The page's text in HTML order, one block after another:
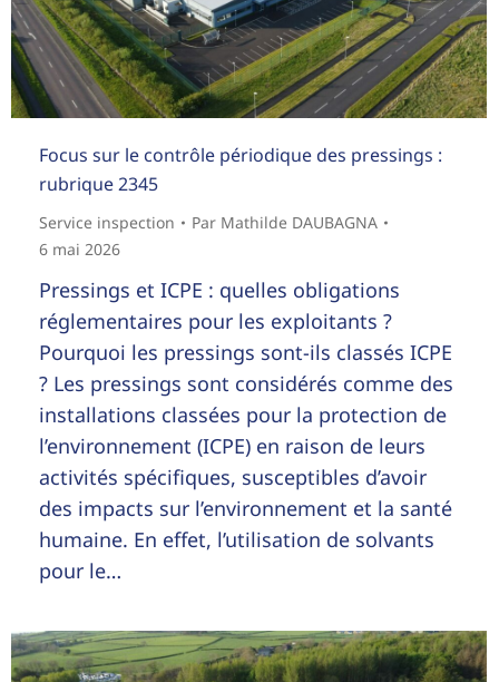
Focus sur le contrôle périodique des pressings :
rubrique 2345
Service inspection Par Mathilde DAUBAGNA
6 mai 2026
Pressings et ICPE : quelles obligations
réglementaires pour les exploitants ?
Pourquoi les pressings sont-ils classés ICPE
? Les pressings sont considérés comme des
installations classées pour la protection de
l’environnement (ICPE) en raison de leurs
activités spécifiques, susceptibles d’avoir
des impacts sur l’environnement et la santé
humaine. En effet, l’utilisation de solvants
pour le…